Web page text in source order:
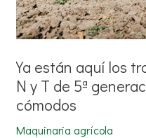
Ya están aquí los
N y T de 5ª
cómodos
Maquinaria agrícola
más
inteligentes
y